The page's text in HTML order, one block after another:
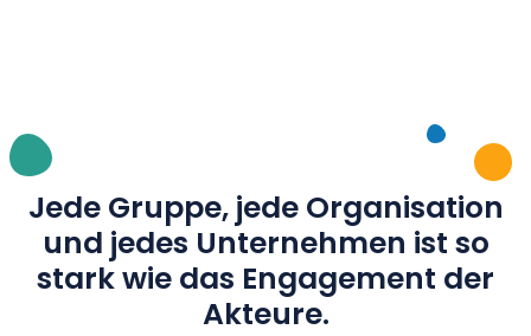
Jede Gruppe, jede Organisation
und jedes Unternehmen ist so
stark wie das Engagement der
Akteure.